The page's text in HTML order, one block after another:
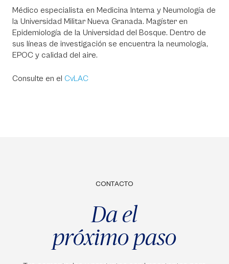
Médico especialista en Medicina Interna y Neumología de
la Universidad Militar Nueva Granada. Magíster en
Epidemiología de la Universidad del Bosque. Dentro de
sus líneas de investigación se encuentra la neumología,
EPOC y calidad del aire.
Consulte en el CvLAC
CONTACTO
Da el
próximo paso